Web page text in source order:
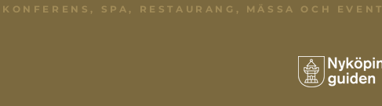
SPA, RESTAURANG, MÄSSA OCH EVENT